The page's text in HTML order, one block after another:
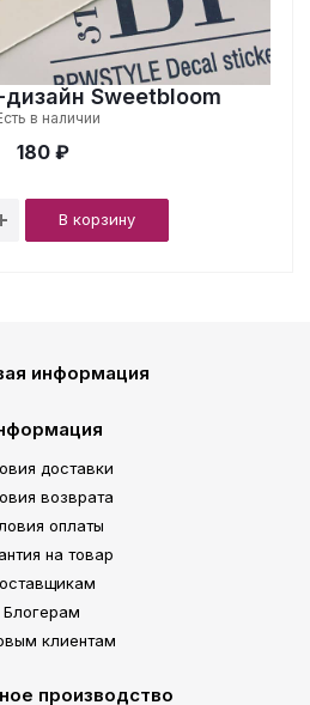
Sweetbloom
в наличии
180 ₽
В корзину
информация
доставки
возврата
оплаты
на товар
Блогерам
клиентам
производство